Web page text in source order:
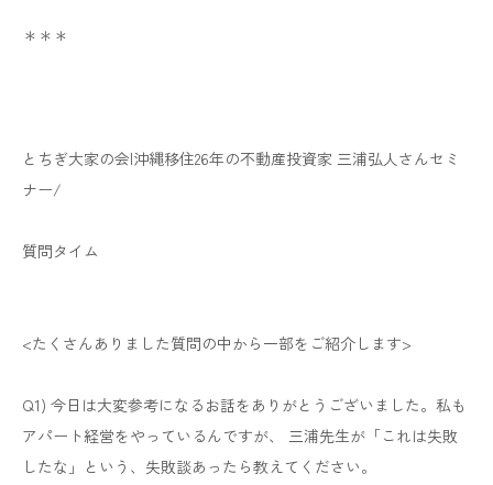
＊＊＊
とちぎ大家の会|沖縄移住26年の不動産投資家 三浦弘人さんセミ
ナー/
質問タイム
<たくさんありました質問の中から一部をご紹介します>
Q1) 今日は大変参考になるお話をありがとうございました。私も
アパート経営をやっているんですが、 三浦先生が「これは失敗
したな」という、失敗談あったら教えてください。